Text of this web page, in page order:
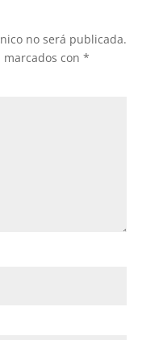
no será publicada.
con *